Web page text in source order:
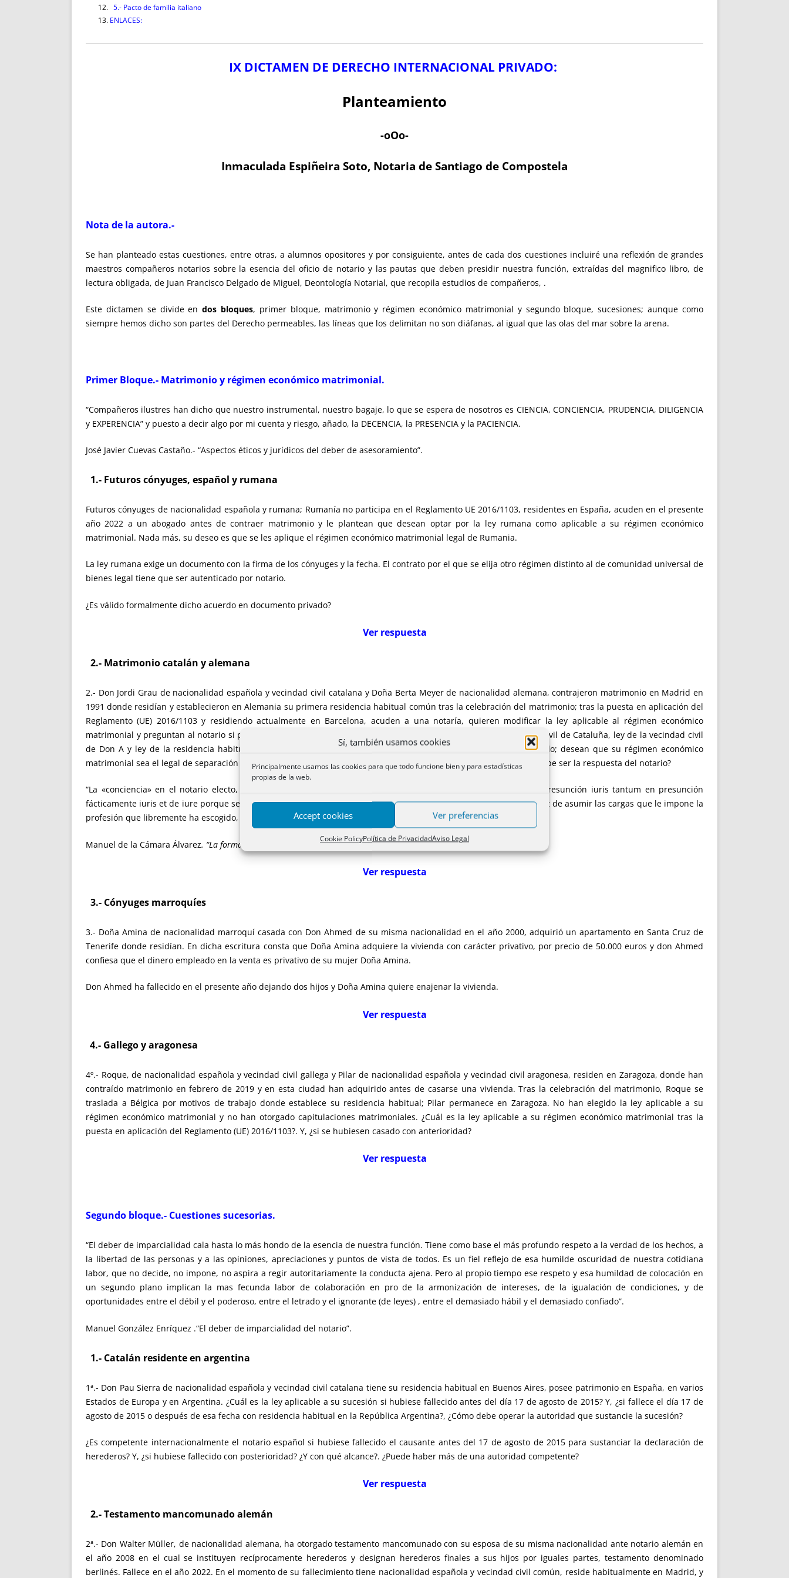
Sí, también usamos cookies
Principalmente usamos las cookies para que todo funcione bien y para estadísticas
propias de la web.
Accept cookies Ver preferencias
Cookie PolicyPolítica de PrivacidadAviso Legal
5.- Pacto de familia italiano
ENLACES:
IX DICTAMEN DE DERECHO INTERNACIONAL PRIVADO:
Planteamiento
-oOo-
Inmaculada Espiñeira Soto, Notaria de Santiago de Compostela
Nota de la autora.-
Se han planteado estas cuestiones, entre otras, a alumnos opositores y por consiguiente, antes de cada dos cuestiones incluiré una reflexión de grandes
maestros compañeros notarios sobre la esencia del oficio de notario y las pautas que deben presidir nuestra función, extraídas del magnifico libro, de
lectura obligada, de Juan Francisco Delgado de Miguel, Deontología Notarial, que recopila estudios de compañeros, .
Este dictamen se divide endos bloques, primer bloque, matrimonio y régimen económico matrimonial y segundo bloque, sucesiones; aunque como
siempre hemos dicho son partes del Derecho permeables, las líneas que los delimitan no son diáfanas, al igual que las olas del mar sobre la arena.
Primer Bloque.- Matrimonio y régimen económico matrimonial.
“Compañeros ilustres han dicho que nuestro instrumental, nuestro bagaje, lo que se espera de nosotros es CIENCIA, CONCIENCIA, PRUDENCIA, DILIGENCIA
y EXPERENCIA” y puesto a decir algo por mi cuenta y riesgo, añado, la DECENCIA, la PRESENCIA y la PACIENCIA.
José Javier Cuevas Castaño.- “Aspectos éticos y jurídicos del deber de asesoramiento”.
1.- Futuros cónyuges, español y rumana
Futuros cónyuges de nacionalidad española y rumana; Rumanía no participa en el Reglamento UE 2016/1103, residentes en España, acuden en el presente
año 2022 a un abogado antes de contraer matrimonio y le plantean que desean optar por la ley rumana como aplicable a su régimen económico
matrimonial. Nada más, su deseo es que se les aplique el régimen económico matrimonial legal de Rumania.
La ley rumana exige un documento con la firma de los cónyuges y la fecha. El contrato por el que se elija otro régimen distinto al de comunidad universal de
bienes legal tiene que ser autenticado por notario.
¿Es válido formalmente dicho acuerdo en documento privado?
Ver respuesta
2.- Matrimonio catalán y alemana
2.- Don Jordi Grau de nacionalidad española y vecindad civil catalana y Doña Berta Meyer de nacionalidad alemana, contrajeron matrimonio en Madrid en
1991 donde residían y establecieron en Alemania su primera residencia habitual común tras la celebración del matrimonio; tras la puesta en aplicación del
Reglamento (UE) 2016/1103 y residiendo actualmente en Barcelona, acuden a una notaría, quieren modificar la ley aplicable al régimen económico
matrimonial y preguntan al notario si pueden elegir la ley española y concretar luego la elección, en la legislación civil de Cataluña, ley de la vecindad civil
de Don A y ley de la residencia habitual común de ambos cónyuges en el momento de la celebración del acuerdo; desean que su régimen económico
matrimonial sea el legal de separación de bienes regulado en el libro segundo del Código Civil de Cataluña. ¿Cuál debe ser la respuesta del notario?
“La «conciencia» en el notario electo, es algo así como el «valor» de los militares, se le supone. Convertir esa presunción iuris tantum en presunción
fácticamente iuris et de iure porque se llegue a tener la certeza de que el notario (cada notario en concreto) es capaz de asumir las cargas que le impone la
profesión que libremente ha escogido, es cosa, naturalmente, que depende de vosotros mismos”
Manuel de la Cámara Álvarez. “La formación permanente del notario”.
Ver respuesta
3.- Cónyuges marroquíes
3.- Doña Amina de nacionalidad marroquí casada con Don Ahmed de su misma nacionalidad en el año 2000, adquirió un apartamento en Santa Cruz de
Tenerife donde residían. En dicha escritura consta que Doña Amina adquiere la vivienda con carácter privativo, por precio de 50.000 euros y don Ahmed
confiesa que el dinero empleado en la venta es privativo de su mujer Doña Amina.
Don Ahmed ha fallecido en el presente año dejando dos hijos y Doña Amina quiere enajenar la vivienda.
Ver respuesta
4.- Gallego y aragonesa
4º.- Roque, de nacionalidad española y vecindad civil gallega y Pilar de nacionalidad española y vecindad civil aragonesa, residen en Zaragoza, donde han
contraído matrimonio en febrero de 2019 y en esta ciudad han adquirido antes de casarse una vivienda. Tras la celebración del matrimonio, Roque se
traslada a Bélgica por motivos de trabajo donde establece su residencia habitual; Pilar permanece en Zaragoza. No han elegido la ley aplicable a su
régimen económico matrimonial y no han otorgado capitulaciones matrimoniales. ¿Cuál es la ley aplicable a su régimen económico matrimonial tras la
puesta en aplicación del Reglamento (UE) 2016/1103?. Y, ¿si se hubiesen casado con anterioridad?
Ver respuesta
Segundo bloque.- Cuestiones sucesorias.
“El deber de imparcialidad cala hasta lo más hondo de la esencia de nuestra función. Tiene como base el más profundo respeto a la verdad de los hechos, a
la libertad de las personas y a las opiniones, apreciaciones y puntos de vista de todos. Es un fiel reflejo de esa humilde oscuridad de nuestra cotidiana
labor, que no decide, no impone, no aspira a regir autoritariamente la conducta ajena. Pero al propio tiempo ese respeto y esa humildad de colocación en
un segundo plano implican la mas fecunda labor de colaboración en pro de la armonización de intereses, de la igualación de condiciones, y de
oportunidades entre el débil y el poderoso, entre el letrado y el ignorante (de leyes) , entre el demasiado hábil y el demasiado confiado”.
Manuel González Enríquez .“El deber de imparcialidad del notario”.
1.- Catalán residente en argentina
1ª.- Don Pau Sierra de nacionalidad española y vecindad civil catalana tiene su residencia habitual en Buenos Aires, posee patrimonio en España, en varios
Estados de Europa y en Argentina. ¿Cuál es la ley aplicable a su sucesión si hubiese fallecido antes del día 17 de agosto de 2015? Y, ¿si fallece el día 17 de
agosto de 2015 o después de esa fecha con residencia habitual en la República Argentina?, ¿Cómo debe operar la autoridad que sustancie la sucesión?
¿Es competente internacionalmente el notario español si hubiese fallecido el causante antes del 17 de agosto de 2015 para sustanciar la declaración de
herederos? Y, ¿si hubiese fallecido con posterioridad? ¿Y con qué alcance?. ¿Puede haber más de una autoridad competente?
Ver respuesta
2.- Testamento mancomunado alemán
2ª.- Don Walter Müller, de nacionalidad alemana, ha otorgado testamento mancomunado con su esposa de su misma nacionalidad ante notario alemán en
el año 2008 en el cual se instituyen recíprocamente herederos y designan herederos finales a sus hijos por iguales partes, testamento denominado
berlinés. Fallece en el año 2022. En el momento de su fallecimiento tiene nacionalidad española y vecindad civil común, reside habitualmente en Madrid, y